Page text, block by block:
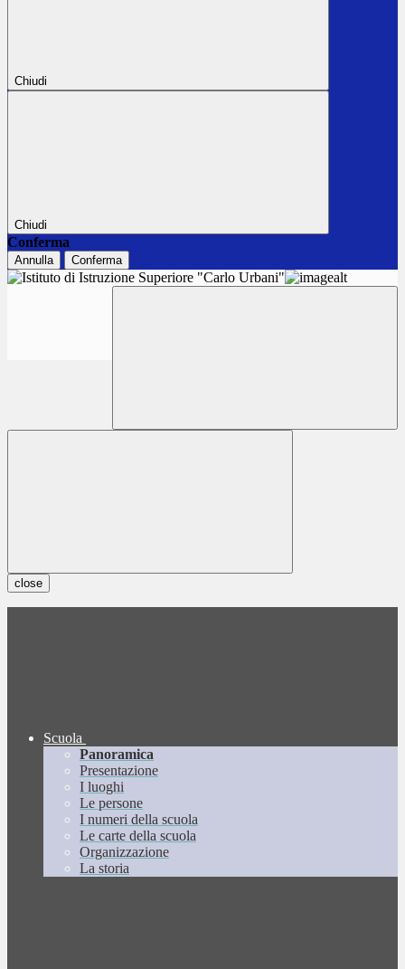
Chiudi
Chiudi
Conferma
Annulla Conferma
close
Scuola
Panoramica
Presentazione
I luoghi
Le persone
I numeri della scuola
Le carte della scuola
Organizzazione
La storia